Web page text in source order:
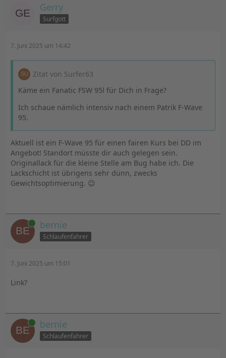
Gerry
Surfgott
7. Juni 2025 um 14:42
Zitat von Surfer63
Käme ein Fanatic FSW 95l für Dich in Frage?
Ich schaue nämlich intensiv nach einem Patrik F-Wave
95.
Aktuell ist ein F-Wave 95 für einen fairen Kurs bei DD im
Angebot! Standort müsste dir auch gelegen sein.
Originallack für die kleine Stelle am Bug habe ich. Die
Lackschicht ist übrigens sehr dünn, zwecks
Gewichtsoptimierung. 😉
Online bernie
Schlaufenfahrer
7. Juni 2025 um 15:01
Link?
Online bernie
Schlaufenfahrer